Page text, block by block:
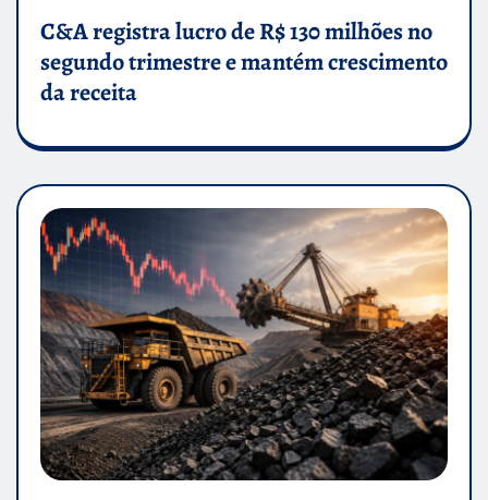
C&A registra lucro de R$ 130 milhões no
segundo trimestre e mantém crescimento
da receita